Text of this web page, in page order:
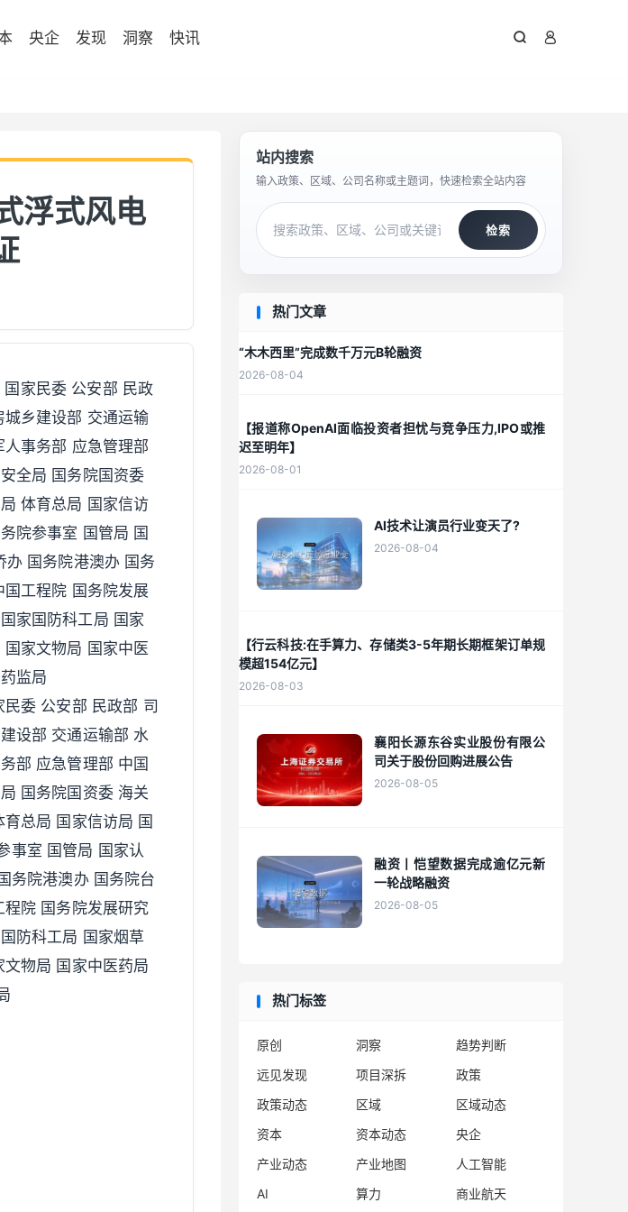
央企 发现 洞察 快讯  
浮式风电
家民委 公安部 民政
乡建设部 交通运输
事务部 应急管理部
全局 国务院国资委
体育总局 国家信访
院参事室 国管局 国
国务院港澳办 国务
工程院 国务院发展
家国防科工局 国家
家文物局 国家中医
监局
委 公安部 民政部 司
设部 交通运输部 水
部 应急管理部 中国
国务院国资委 海关
总局 国家信访局 国
事室 国管局 国家认
务院港澳办 国务院台
院 国务院发展研究
防科工局 国家烟草
物局 国家中医药局
站内搜索
输入政策、区域、公司名称或主题词，快速检索全站内容
检索
热门文章
“木木西里”完成数千万元B轮融资
2026-08-04
【报道称OpenAI面临投资者担忧与竞争压力,IPO或推
迟至明年】
2026-08-01
AI技术让演员行业变天了?
2026-08-04
【行云科技:在手算力、存储类3-5年期长期框架订单规
模超154亿元】
2026-08-03
襄阳长源东谷实业股份有限公
司关于股份回购进展公告
2026-08-05
融资丨恺望数据完成逾亿元新
一轮战略融资
2026-08-05
热门标签
原创 洞察
趋势判断
远见发现
项目深拆
政策
政策动态
区域
区域动态
资本
资本动态
央企
产业动态
产业地图
人工智能
AI
算力 商业航天